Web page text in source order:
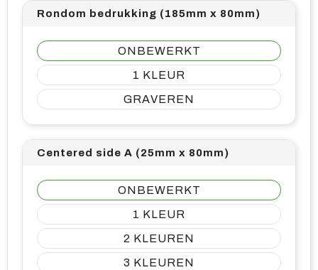
Rondom bedrukking (185mm x 80mm)
ONBEWERKT
1
GRAVEREN
Centered side A (25mm x 80mm)
ONBEWERKT
1
2
3